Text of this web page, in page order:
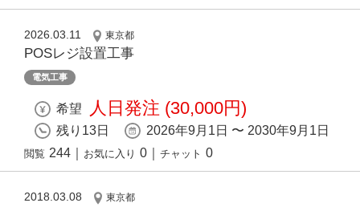
2026.03.11 東京都
POSレジ設置工事
電気工事
希望 人日発注 (30,000円)
残り13日 2026年9月1日 〜 2030年9月1日
閲覧 244 お気に入り 0 チャット 0
2018.03.08 東京都